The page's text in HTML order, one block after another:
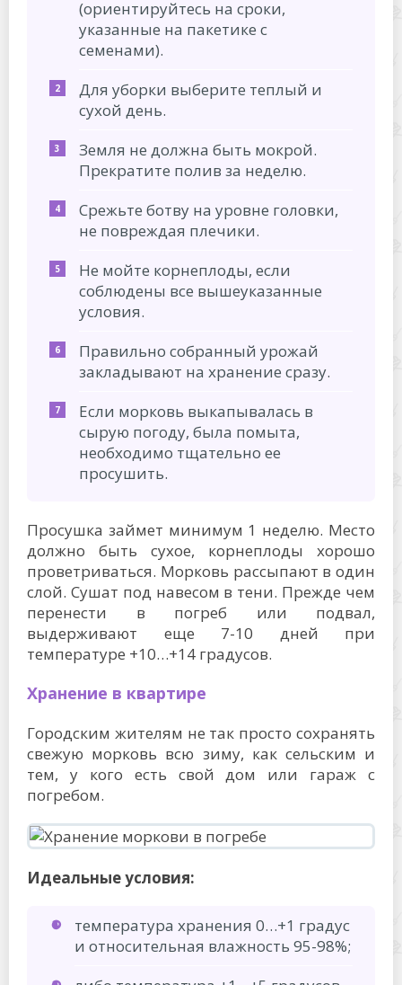
(ориентируйтесь на сроки,
указанные на пакетике с
семенами).
Для уборки выберите теплый и
сухой день.
Земля не должна быть мокрой.
Прекратите полив за неделю.
Срежьте ботву на уровне головки,
не повреждая плечики.
Не мойте корнеплоды, если
соблюдены все вышеуказанные
условия.
Правильно собранный урожай
закладывают на хранение сразу.
Если морковь выкапывалась в
сырую погоду, была помыта,
необходимо тщательно ее
просушить.
Просушка займет минимум 1 неделю. Место
должно быть сухое, корнеплоды хорошо
проветриваться. Морковь рассыпают в один
слой. Сушат под навесом в тени. Прежде чем
перенести в погреб или подвал,
выдерживают еще 7-10 дней при
температуре +10…+14 градусов.
Хранение в квартире
Городским жителям не так просто сохранять
свежую морковь всю зиму, как сельским и
тем, у кого есть свой дом или гараж с
погребом.
Идеальные условия:
температура хранения 0…+1 градус
и относительная влажность 95-98%;